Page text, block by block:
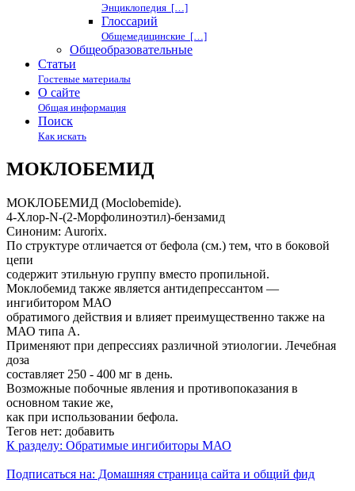
Энциклопедия […]
Глоссарий
Общемедицинские […]
Общеобразовательные
Статьи
Гостевые материалы
О сайте
Общая информация
Поиск
Как искать
МОКЛОБЕМИД
МОКЛОБЕМИД (Moclobemide).
4-Хлор-N-(2-Морфолиноэтил)-бензамид
Синоним: Aurorix.
По структуре отличается от бефола (см.) тем, что в боковой
цепи
содержит этильную группу вместо пропильной.
Моклобемид также является антидепрессантом —
ингибитором МАО
обратимого действия и влияет преимущественно также на
МАО типа А.
Применяют при депрессиях различной этиологии. Лечебная
доза
составляет 250 - 400 мг в день.
Возможные побочные явления и противопоказания в
основном такие же,
как при использовании бефола.
Тегов нет: добавить
К разделу: Обратимые ингибиторы МАО
Подписаться на: Домашняя страница сайта и общий фид